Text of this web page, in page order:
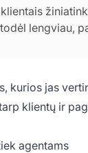
lengviau,
kurios jas
klientų ir
agentams